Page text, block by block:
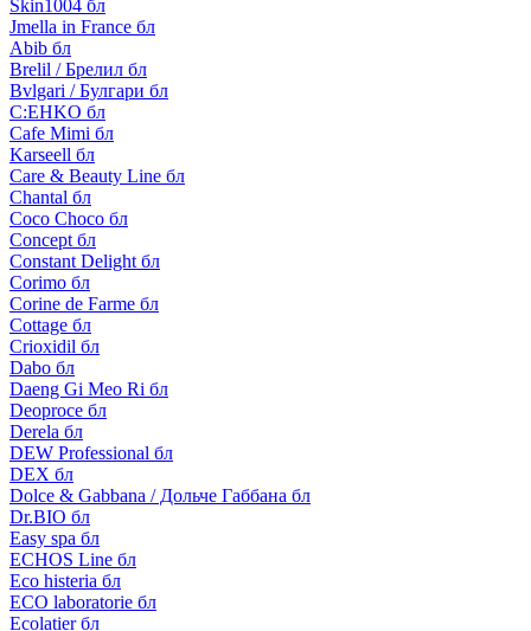
Skin1004 бл
Jmella in France бл
Abib бл
Brelil / Брелил бл
Bvlgari / Булгари бл
C:EHKO бл
Cafe Mimi бл
Karseell бл
Care & Beauty Line бл
Chantal бл
Coco Choco бл
Concept бл
Constant Delight бл
Corimo бл
Corine de Farme бл
Cottage бл
Crioxidil бл
Dabo бл
Daeng Gi Meo Ri бл
Deoproce бл
Derela бл
DEW Professional бл
DEX бл
Dolce & Gabbana / Дольче Габбана бл
Dr.BIO бл
Easy spa бл
ECHOS Line бл
Eco histeria бл
ECO laboratorie бл
Ecolatier бл